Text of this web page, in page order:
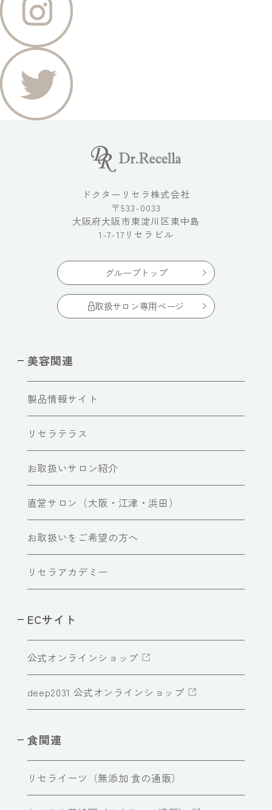
ドクターリセラ株式会社
〒533-0033
大阪府大阪市東淀川区東中島
1-7-17リセラビル
グループトップ
取扱サロン専用ページ
美容関連
製品情報サイト
リセラテラス
お取扱いサロン紹介
直営サロン（大阪・江津・浜田）
お取扱いをご希望の方へ
リセラアカデミー
ECサイト
公式オンラインショップ
deep2031 公式オンラインショップ
食関連
リセライーツ（無添加 食の通販）